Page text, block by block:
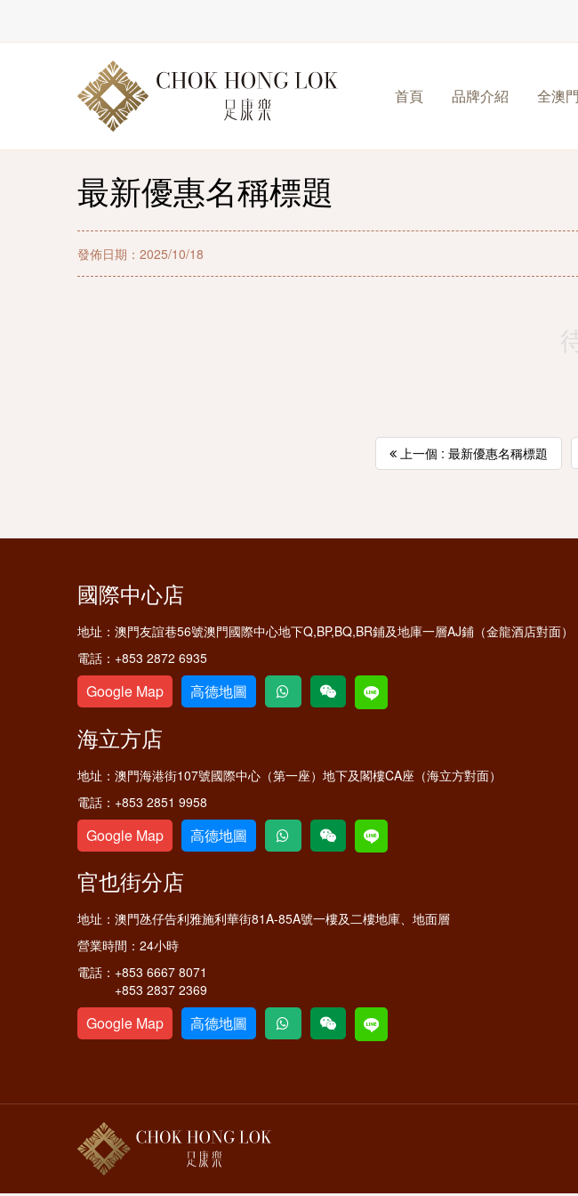
首頁 品牌介紹 全澳
最新優惠名稱標題
發佈日期：2025/10/18
上一個 : 最新優惠名稱標題
國際中心店
地址： 澳門友誼巷56號澳門國際中心地下Q,BP,BQ,BR鋪及地庫一層AJ鋪（金龍酒店對面）
電話： +853 2872 6935
Google Map 高德地圖
海立方店
地址： 澳門海港街107號國際中心（第一座）地下及閣樓CA座（海立方對面）
電話： +853 2851 9958
Google Map 高德地圖
官也街分店
地址： 澳門氹仔告利雅施利華街81A-85A號一樓及二樓地庫、地面層
營業時間： 24小時
電話： +853 6667 8071
+853 2837 2369
Google Map 高德地圖